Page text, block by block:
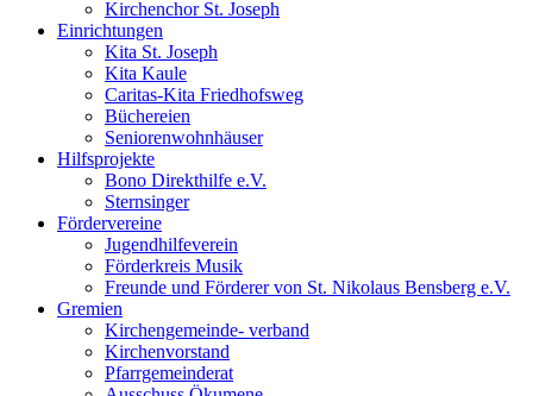
Kirchenchor St. Joseph
Einrichtungen
Kita St. Joseph
Kita Kaule
Caritas-Kita Friedhofsweg
Büchereien
Seniorenwohnhäuser
Hilfsprojekte
Bono Direkthilfe e.V.
Sternsinger
Fördervereine
Jugendhilfeverein
Förderkreis Musik
Freunde und Förderer von St. Nikolaus Bensberg e.V.
Gremien
Kirchengemeinde- verband
Kirchenvorstand
Pfarrgemeinderat